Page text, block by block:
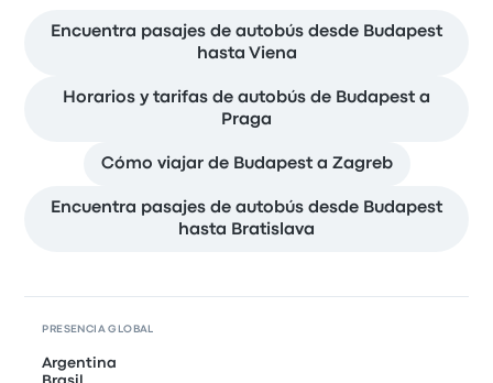
Encuentra pasajes de autobús desde Budapest
hasta Viena
Horarios y tarifas de autobús de Budapest a
Praga
Cómo viajar de Budapest a Zagreb
Encuentra pasajes de autobús desde Budapest
hasta Bratislava
PRESENCIA GLOBAL
Argentina